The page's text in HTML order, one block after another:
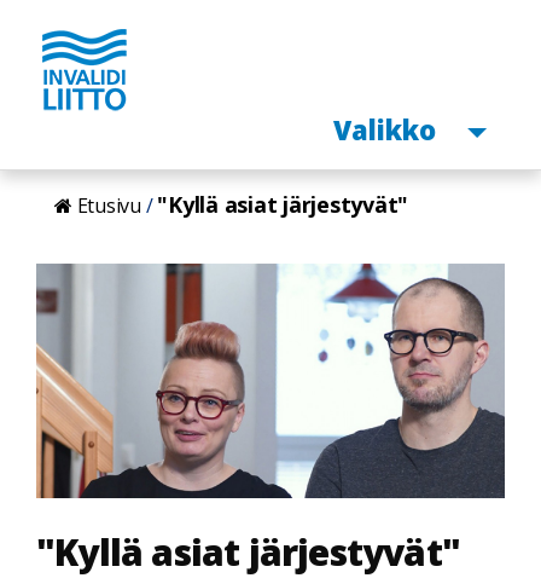
Hyppää
pääsisältöön
Avaa
Valikko
Etusivu "Kyllä asiat järjestyvät"
"Kyllä asiat järjestyvät"